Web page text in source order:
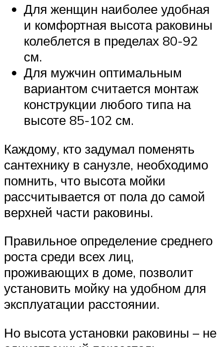
Для женщин наиболее удобная
и комфортная высота раковины
колеблется в пределах 80-92
см.
Для мужчин оптимальным
вариантом считается монтаж
конструкции любого типа на
высоте 85-102 см.
Каждому, кто задумал поменять
сантехнику в санузле, необходимо
помнить, что высота мойки
рассчитывается от пола до самой
верхней части раковины.
Правильное определение среднего
роста среди всех лиц,
проживающих в доме, позволит
установить мойку на удобном для
эксплуатации расстоянии.
Но высота установки раковины – не